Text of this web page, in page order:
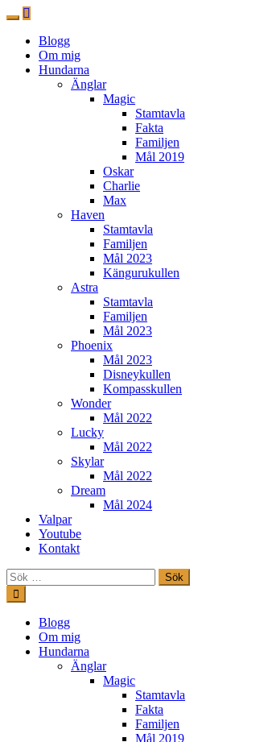
Blogg
Om mig
Hundarna
Änglar
Magic
Stamtavla
Fakta
Familjen
Mål 2019
Oskar
Charlie
Max
Haven
Stamtavla
Familjen
Mål 2023
Kängurukullen
Astra
Stamtavla
Familjen
Mål 2023
Phoenix
Mål 2023
Disneykullen
Kompasskullen
Wonder
Mål 2022
Lucky
Mål 2022
Skylar
Mål 2022
Dream
Mål 2024
Valpar
Youtube
Kontakt
Sök
efter:
Hoppa
till
innehåll
Freestylehundar.se
Blogg
Om mig
Hundarna
Änglar
Magic
Stamtavla
Fakta
Familjen
Mål 2019